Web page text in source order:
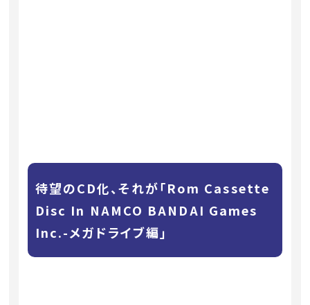
待望のCD化、それが「Rom Cassette
Disc In NAMCO BANDAI Games
Inc.-メガドライブ編」